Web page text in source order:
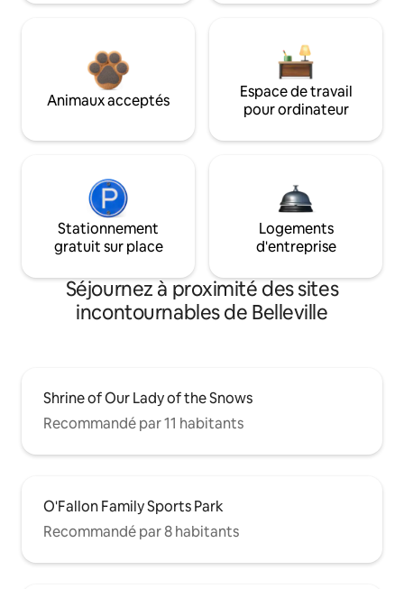
Animaux acceptés
Espace de travail
pour ordinateur
Stationnement
gratuit sur place
Logements
d'entreprise
Séjournez à proximité des sites
incontournables de Belleville
Shrine of Our Lady of the Snows
Recommandé par 11 habitants
O'Fallon Family Sports Park
Recommandé par 8 habitants